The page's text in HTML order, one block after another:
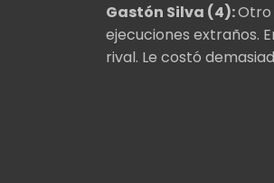
Gastón Silva (4):Otro
ejecuciones extraños.
rival. Le costó